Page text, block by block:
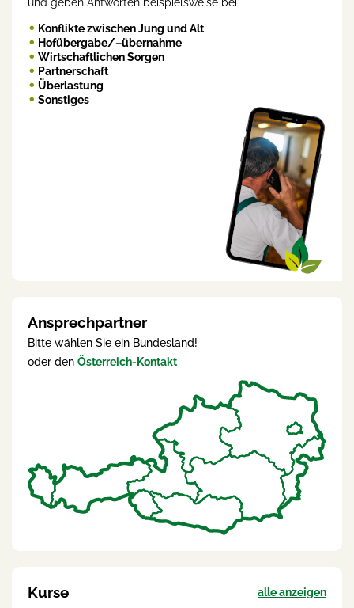
Konflikte zwischen Jung und Alt
Hofübergabe/–übernahme
Wirtschaftlichen Sorgen
Partnerschaft
Überlastung
Sonstiges
Ansprechpartner
Bitte wählen Sie ein Bundesland!
oder den Österreich-Kontakt
Kurse alle anzeigen